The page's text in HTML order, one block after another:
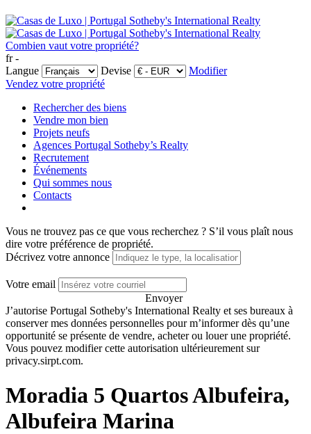
Combien vaut votre propriété?
fr -
Langue
Devise
Modifier
Vendez votre propriété
Rechercher des biens
Vendre mon bien
Projets neufs
Agences Portugal Sotheby’s Realty
Recrutement
Événements
Qui sommes nous
Contacts
Vous ne trouvez pas ce que vous recherchez ? S’il vous plaît nous
dire votre préférence de propriété.
Décrivez votre annonce
Votre email
Envoyer
J’autorise Portugal Sotheby's International Realty et ses bureaux à
conserver mes données personnelles pour m’informer dès qu’une
opportunité se présente de vendre, acheter ou louer une propriété.
Vous pouvez modifier cette autorisation ultérieurement sur
privacy.sirpt.com.
Moradia 5 Quartos Albufeira,
Albufeira Marina